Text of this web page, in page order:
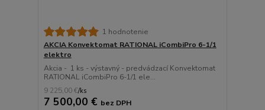
1 hodnotenie
AKCIA Konvektomat RATIONAL iCombiPro 6-1/1
elektro
Akcia - 1 ks - výstavný - predvádzací Konvektomat
RATIONAL iCombiPro 6-1/1 ele...
9 225,00 €/ks
7 500,00 € bez DPH